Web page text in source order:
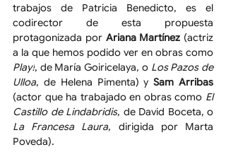
trabajos de Patricia Benedicto, es el
codirector de esta propuesta
protagonizada por Ariana Martínez (actriz
Play!, de María Goiricelaya, o Los Pazos de
Ulloa, de Helena Pimenta) y Sam Arribas
(actor que ha trabajado en obras como El
Castillo de Lindabridis
La Francesa Laura, dirigida por Marta
Poveda).